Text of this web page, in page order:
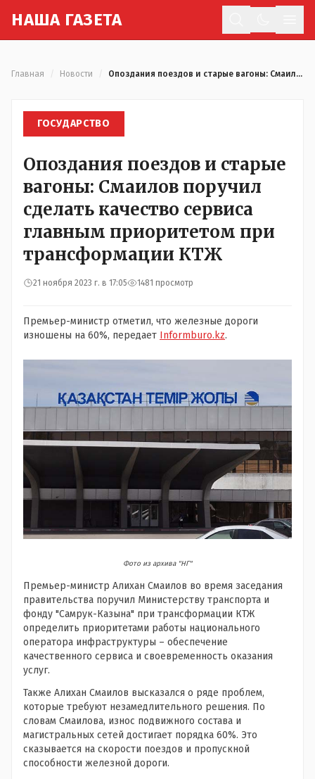
НАША ГАЗЕТА
Главная Новости Опоздания поездов и старые вагоны: Смаилов поручил сделать качество сервиса главным приоритетом при трансформации КТЖ
ГОСУДАРСТВО
Опоздания поездов и старые
вагоны: Смаилов поручил
сделать качество сервиса
главным приоритетом при
трансформации КТЖ
21 ноября 2023 г. в 17:05 1481 просмотр
Премьер-министр отметил, что железные дороги
изношены на 60%, передает Informburo.kz.
Фото из архива "НГ"
Премьер-министр Алихан Смаилов во время заседания
правительства поручил Министерству транспорта и
фонду "Самрук-Казына" при трансформации КТЖ
определить приоритетами работы национального
оператора инфраструктуры – обеспечение
качественного сервиса и своевременность оказания
услуг.
Также Алихан Смаилов высказался о ряде проблем,
которые требуют незамедлительного решения. По
словам Смаилова, износ подвижного состава и
магистральных сетей достигает порядка 60%. Это
сказывается на скорости поездов и пропускной
способности железной дороги.